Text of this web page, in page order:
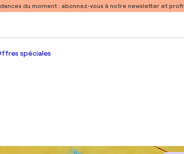
du moment : abonnez-vous à notre newsletter et
spéciales